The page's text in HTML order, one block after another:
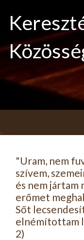
"Uram, nem
szívem,
és nem jártam
erőmet
Sőt
elnémítottam
2)